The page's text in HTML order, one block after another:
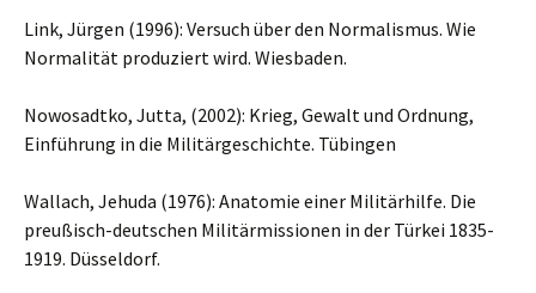
Link, Jürgen (1996): Versuch über den Normalismus. Wie
Normalität produziert wird. Wiesbaden.
Nowosadtko, Jutta, (2002): Krieg, Gewalt und Ordnung,
Einführung in die Militärgeschichte. Tübingen
Wallach, Jehuda (1976): Anatomie einer Militärhilfe. Die
preußisch-deutschen Militärmissionen in der Türkei 1835-
1919. Düsseldorf.